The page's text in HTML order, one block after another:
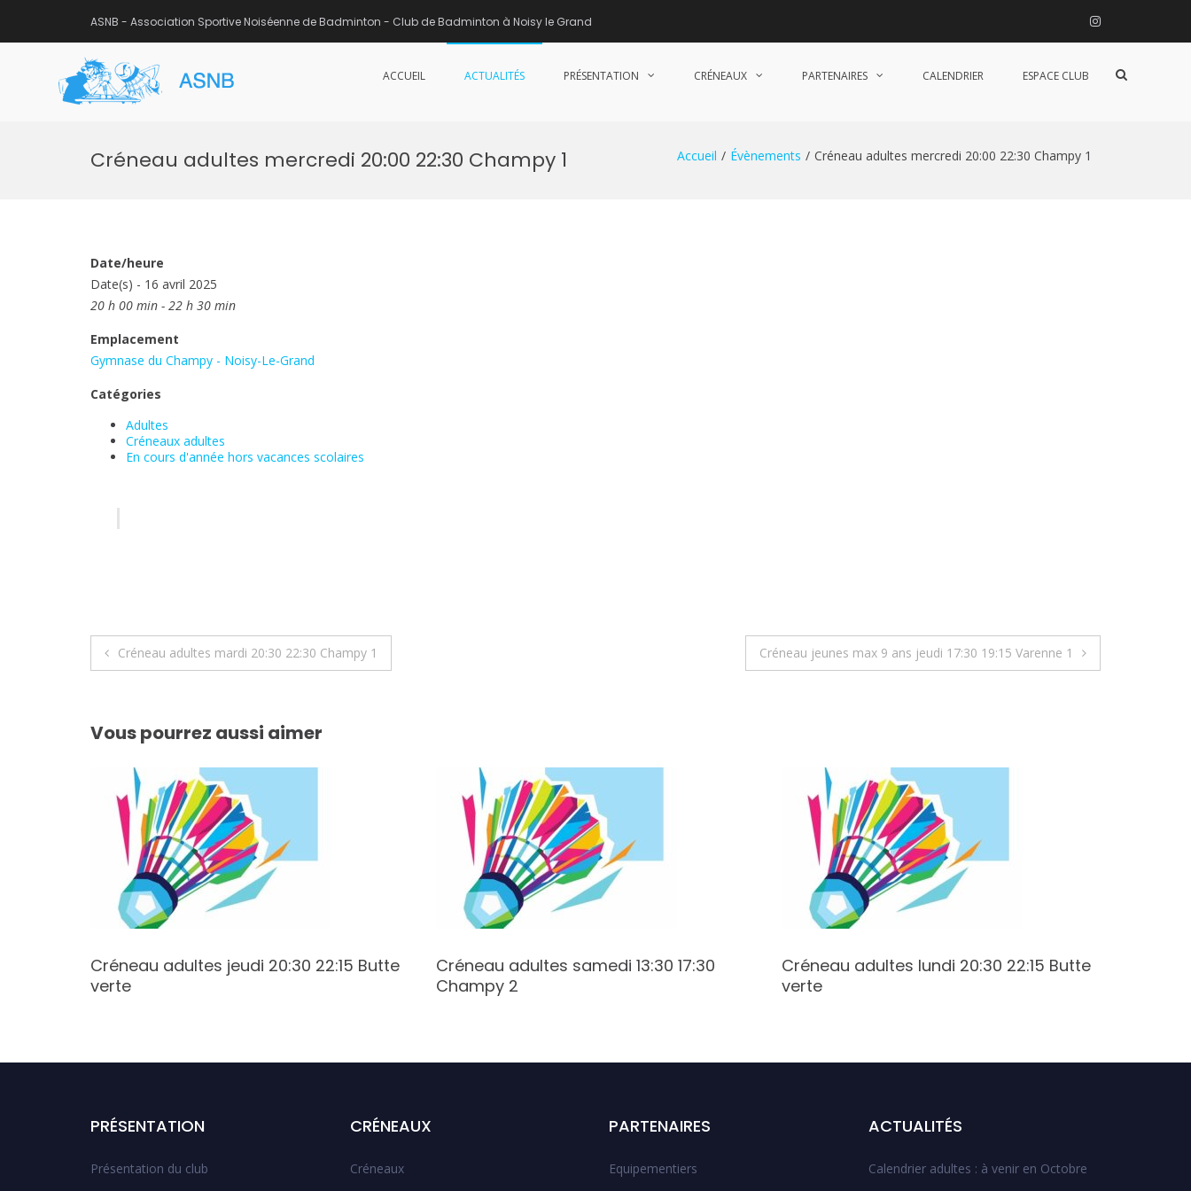
ASNB - Association Sportive Noiséenne de Badminton - Club de Badminton à Noisy le Grand Instagram
ACCUEIL ACTUALITÉS PRÉSENTATION CRÉNEAUX PARTENAIRES CALENDRIER ESPACE CLUB
Afficher
Créneau adultes mercredi 20:00 22:30 Champy 1 Accueil Évènements Créneau adultes mercredi 20:00 22:30 Champy 1
Date/heure
Date(s) - 16 avril 2025
20 h 00 min - 22 h 30 min
Emplacement
Gymnase du Champy - Noisy-Le-Grand
Catégories
Adultes
Créneaux adultes
En cours d'année hors vacances scolaires
Navigation
l’article
Créneau adultes mardi 20:30 22:30 Champy 1 Créneau jeunes max 9 ans jeudi 17:30 19:15 Varenne 1
Vous pourrez aussi aimer
Créneau adultes jeudi 20:30 22:15 Butte
verte
Créneau adultes samedi 13:30 17:30
Champy 2
Créneau adultes lundi 20:30 22:15 Butte
verte
PRÉSENTATION
Présentation du club
CRÉNEAUX
Créneaux
PARTENAIRES
Equipementiers
ACTUALITÉS
Calendrier adultes : à venir en Octobre